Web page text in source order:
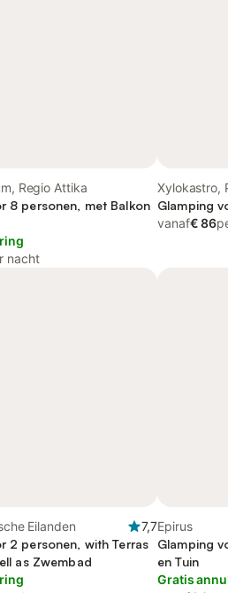
Regio Attika
8 personen, met Balkon
nacht
Xylokastro,
Glamping
vanaf€ 86
Eilanden
7,7
2 personen, with Terras
as Zwembad
Epirus
Glamping
en Tuin
Gratis